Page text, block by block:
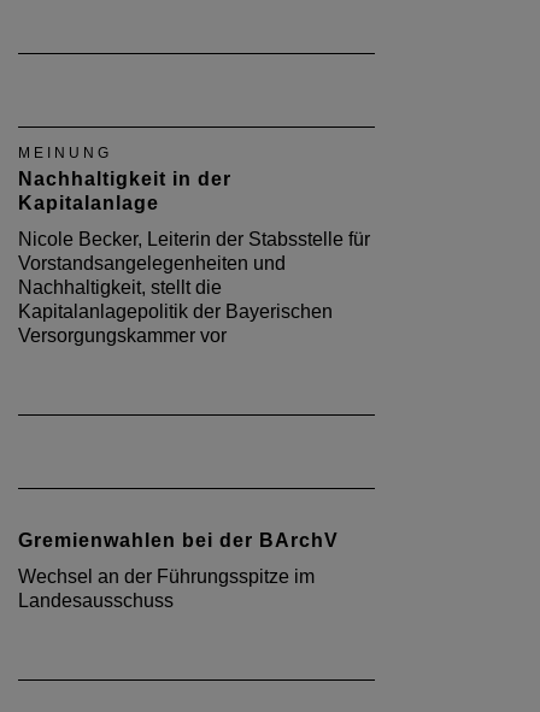
MEINUNG
Nachhaltigkeit in der
Kapitalanlage
Nicole Becker, Leiterin der Stabsstelle für
Vorstandsangelegenheiten und
Nachhaltigkeit, stellt die
Kapitalanlagepolitik der Bayerischen
Versorgungskammer vor
Gremienwahlen bei der BArchV
Wechsel an der Führungsspitze im
Landesausschuss